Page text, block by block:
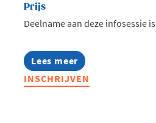
Prijs
Deelname aan deze infosessie
Lees meer
about
Infosessie:
Talentmissie
INSCHRIJVEN